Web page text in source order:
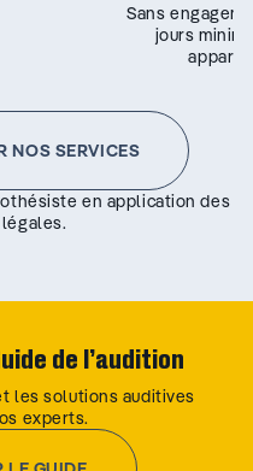
Sans
jours
NOS SERVICES
en application des
de l’audition
les solutions auditives
experts.